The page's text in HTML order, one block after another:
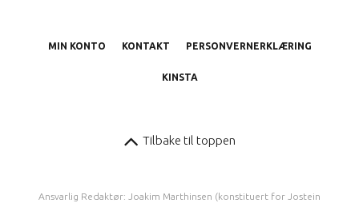
MIN KONTO KONTAKT PERSONVERNERKLÆRING
KINSTA
Tilbake til toppen
Ansvarlig Redaktør: Joakim Marthinsen (konstituert for Jostein